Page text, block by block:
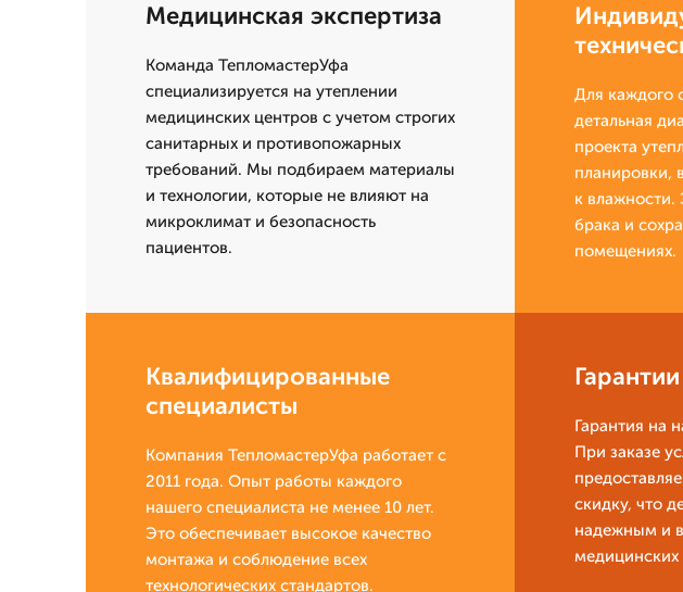
Медицинская экспертиза
Команда ТепломастерУфа
специализируется на утеплении
медицинских центров с учетом строгих
санитарных и противопожарных
требований. Мы подбираем материалы
и технологии, которые не влияют на
микроклимат и безопасность
пациентов.
Для каждого
детальная
проекта
планировки,
к влажности.
брака и
помещениях.
Квалифицированные
специалисты
Компания ТепломастерУфа работает с
2011 года. Опыт работы каждого
нашего специалиста не менее 10 лет.
Это обеспечивает высокое качество
монтажа и соблюдение всех
технологических стандартов.
Гарантия на
При заказе
скидку, что
надежным и